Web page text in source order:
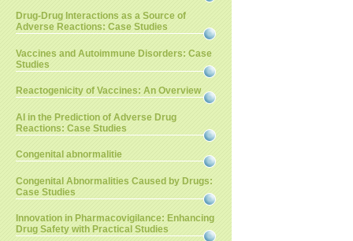
Drug-Drug Interactions as a Source of
Adverse Reactions: Case Studies
Vaccines and Autoimmune Disorders: Case
Studies
Reactogenicity of Vaccines: An Overview
AI in the Prediction of Adverse Drug
Reactions: Case Studies
Congenital abnormalitie
Congenital Abnormalities Caused by Drugs:
Case Studies
Innovation in Pharmacovigilance: Enhancing
Drug Safety with Practical Studies